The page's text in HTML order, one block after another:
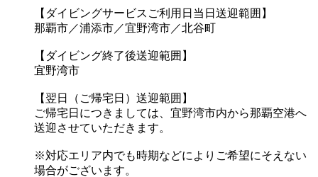
【ダイビングサービスご利用日当日送迎範囲】
那覇市／浦添市／宜野湾市／北谷町
【ダイビング終了後送迎範囲】
宜野湾市
【翌日（ご帰宅日）送迎範囲】
ご帰宅日につきましては、宜野湾市内から那覇空港へ
送迎させていただきます。
※対応エリア内でも時期などによりご希望にそえない
場合がございます。